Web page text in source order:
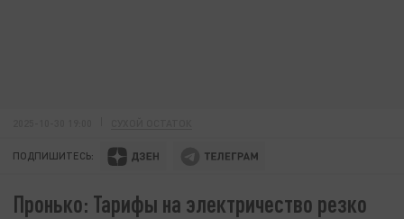
ПОДПИШИТЕСЬ:
Пронько: Тарифы на электричество резко